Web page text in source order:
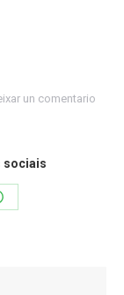
un comentario
sociais